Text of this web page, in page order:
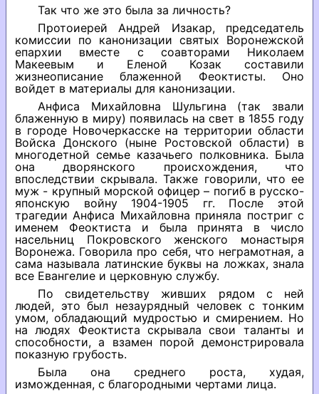
Так что же это была за личность?
Протоиерей Андрей Изакар, председатель
комиссии по канонизации святых Воронежской
епархии вместе с соавторами Николаем
Макеевым и Еленой Козак составили
жизнеописание блаженной Феоктисты. Оно
войдет в материалы для канонизации.
Анфиса Михайловна Шульгина (так звали
блаженную в миру) появилась на свет в 1855 году
в городе Новочеркасске на территории области
Войска Донского (ныне Ростовской области) в
многодетной семье казачьего полковника. Была
она дворянского происхождения, что
впоследствии скрывала. Также говорили, что ее
муж - крупный морской офицер – погиб в русско-
японскую войну 1904-1905 гг. После этой
трагедии Анфиса Михайловна приняла постриг с
именем Феоктиста и была принята в число
насельниц Покровского женского монастыря
Воронежа. Говорила про себя, что неграмотная, а
сама называла латинские буквы на ложках, знала
все Евангелие и церковную службу.
По свидетельству живших рядом с ней
людей, это был незаурядный человек с тонким
умом, обладающий мудростью и смирением. Но
на людях Феоктиста скрывала свои таланты и
способности, а взамен порой демонстрировала
показную грубость.
Была она среднего роста, худая,
изможденная, с благородными чертами лица.